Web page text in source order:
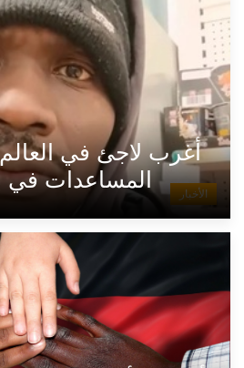
الأخبار
أغرب لاجئ في
المساعدات في